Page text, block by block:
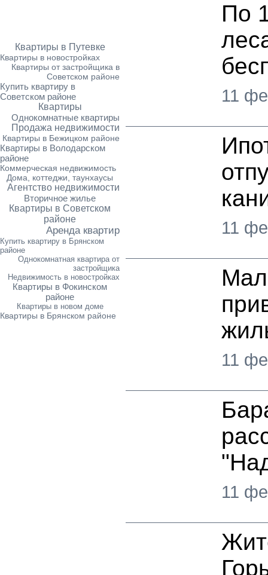
Квартиры в Путевке
Квартиры в новостройках
Квартиры от застройщика в
Советском районе
Купить квартиру в
Советском районе
Квартиры
Однокомнатные квартиры
Продажа недвижимости
Квартиры в Бежицком районе
Квартиры в Володарском
районе
Коммерческая недвижимость
Дома, коттеджи, таунхаусы
Агентство недвижимости
Вторичное жилье
Квартиры в Советском
районе
Аренда квартир
Купить квартиру в Брянском
районе
Однокомнатная квартира от
застройщика
Недвижимость в новостройках
Квартиры в Фокинском
районе
Квартиры в новом доме
Квартиры в Брянском районе
По
11
11
11
11